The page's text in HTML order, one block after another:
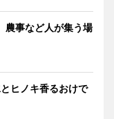
農事など人が集う場
ヒノキ香るおけで